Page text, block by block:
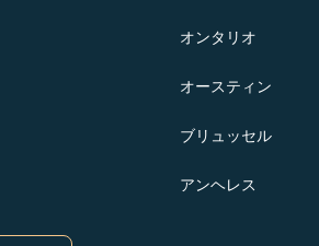
オンタリオ
オースティン
ブリュッセル
アンヘレス